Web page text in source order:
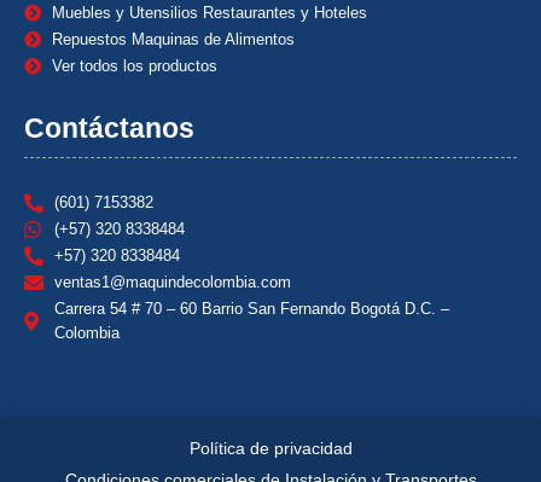
Muebles y Utensilios Restaurantes y Hoteles
Repuestos Maquinas de Alimentos
Ver todos los productos
Contáctanos
(601) 7153382
(+57) 320 8338484
+57) 320 8338484
ventas1@maquindecolombia.com
Carrera 54 # 70 – 60 Barrio San Fernando Bogotá D.C. –
Colombia
Política de privacidad